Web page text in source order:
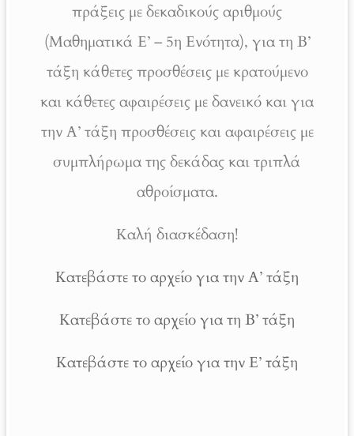
πράξεις με δεκαδικούς αριθμούς
(Μαθηματικά Ε’ – 5η Ενότητα), για τη Β’
τάξη κάθετες προσθέσεις με κρατούμενο
και κάθετες αφαιρέσεις με δανεικό και για
την Α’ τάξη προσθέσεις και αφαιρέσεις με
συμπλήρωμα της δεκάδας και τριπλά
αθροίσματα.
Καλή διασκέδαση!
Κατεβάστε το αρχείο για την Α’ τάξη
Κατεβάστε το αρχείο για τη Β’ τάξη
Κατεβάστε το αρχείο για την Ε’ τάξη